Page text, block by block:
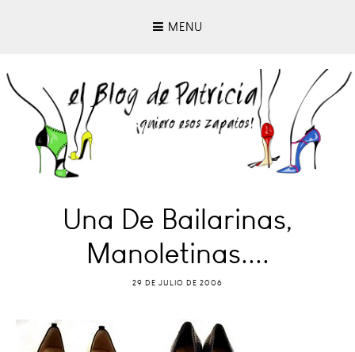
MENU
Una De Bailarinas,
Manoletinas....
29 DE JULIO DE 2006